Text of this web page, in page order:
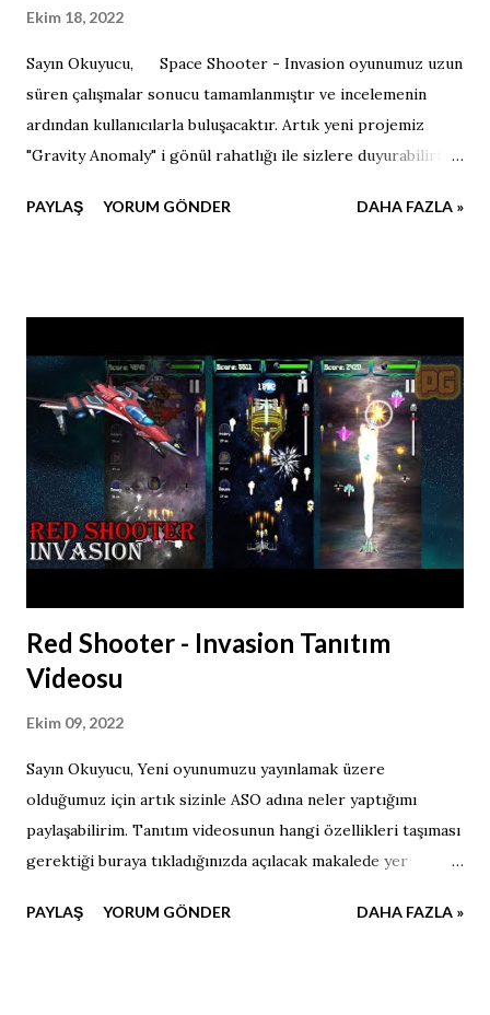
Ekim 18, 2022
Sayın Okuyucu, Space Shooter - Invasion oyunumuz uzun
süren çalışmalar sonucu tamamlanmıştır ve incelemenin
ardından kullanıcılarla buluşacaktır. Artık yeni projemiz
"Gravity Anomaly" i gönül rahatlığı ile sizlere duyurabilirim.
istedim. Gelişmelerden haberdar olabilmek için takipte
PAYLAŞ YORUM GÖNDER DAHA FAZLA »
Red Shooter - Invasion Tanıtım
Videosu
Ekim 09, 2022
Sayın Okuyucu, Yeni oyunumuzu yayınlamak üzere
olduğumuz için artık sizinle ASO adına neler yaptığımı
paylaşabilirim. Tanıtım videosunun hangi özellikleri taşıması
gerektiği buraya tıkladığınızda açılacak makalede yer
sade, direk konuya giren, oynanış odaklı bir tanıtım videosu
PAYLAŞ YORUM GÖNDER DAHA FAZLA »